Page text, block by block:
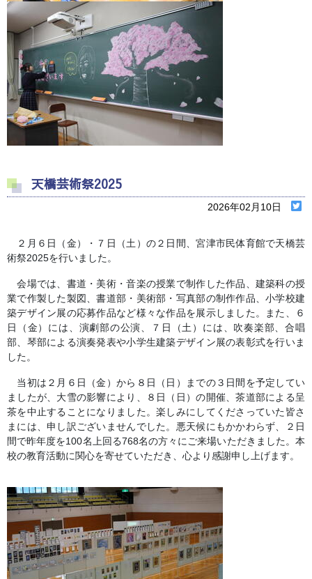
天橋芸術祭2025
2026年02月10日
２月６日（金）・７日（土）の２日間、宮津市民体育館で天橋芸
術祭2025を行いました。
会場では、書道・美術・音楽の授業で制作した作品、建築科の授
業で作製した製図、書道部・美術部・写真部の制作作品、小学校建
築デザイン展の応募作品など様々な作品を展示しました。また、６
日（金）には、演劇部の公演、７日（土）には、吹奏楽部、合唱
部、琴部による演奏発表や小学生建築デザイン展の表彰式を行いま
した。
当初は２月６日（金）から８日（日）までの３日間を予定してい
ましたが、大雪の影響により、８日（日）の開催、茶道部による呈
茶を中止することになりました。楽しみにしてくださっていた皆さ
まには、申し訳ございませんでした。悪天候にもかかわらず、２日
間で昨年度を100名上回る768名の方々にご来場いただきました。本
校の教育活動に関心を寄せていただき、心より感謝申し上げます。